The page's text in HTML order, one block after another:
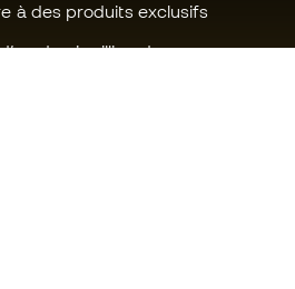
à des produits exclusifs
demi-million de